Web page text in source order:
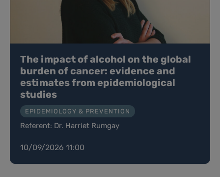
The impact of alcohol on the global
burden of cancer: evidence and
estimates from epidemiological
studies
EPIDEMIOLOGY & PREVENTION
Referent: Dr. Harriet Rumgay
10/09/2026 11:00